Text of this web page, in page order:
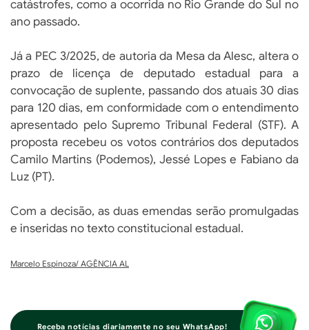
catástrofes, como a ocorrida no Rio Grande do Sul no
ano passado.
Já a PEC 3/2025, de autoria da Mesa da Alesc, altera o
prazo de licença de deputado estadual para a
convocação de suplente, passando dos atuais 30 dias
para 120 dias, em conformidade com o entendimento
apresentado pelo Supremo Tribunal Federal (STF). A
proposta recebeu os votos contrários dos deputados
Camilo Martins (Podemos), Jessé Lopes e Fabiano da
Luz (PT).
Com a decisão, as duas emendas serão promulgadas
e inseridas no texto constitucional estadual.
Marcelo Espinoza/ AGÊNCIA AL
Receba notícias diariamente no seu WhatsApp!